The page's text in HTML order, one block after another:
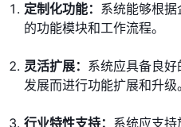
定制化功能： 系统能够根
的功能模块和工作流程。
灵活扩展： 系统应具备良
发展而进行功能扩展和升级。
行业特性支持： 系统应支